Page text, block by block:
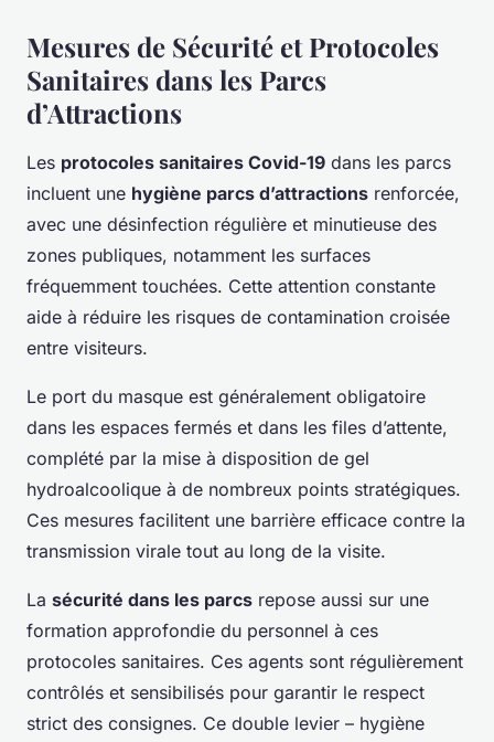
Mesures de Sécurité et Protocoles
Sanitaires dans les Parcs
d’Attractions
Les protocoles sanitaires Covid-19 dans les parcs
incluent une hygiène parcs d’attractions renforcée,
avec une désinfection régulière et minutieuse des
zones publiques, notamment les surfaces
fréquemment touchées. Cette attention constante
aide à réduire les risques de contamination croisée
entre visiteurs.
Le port du masque est généralement obligatoire
dans les espaces fermés et dans les files d’attente,
complété par la mise à disposition de gel
hydroalcoolique à de nombreux points stratégiques.
Ces mesures facilitent une barrière efficace contre la
transmission virale tout au long de la visite.
La sécurité dans les parcs repose aussi sur une
formation approfondie du personnel à ces
protocoles sanitaires. Ces agents sont régulièrement
contrôlés et sensibilisés pour garantir le respect
strict des consignes. Ce double levier – hygiène